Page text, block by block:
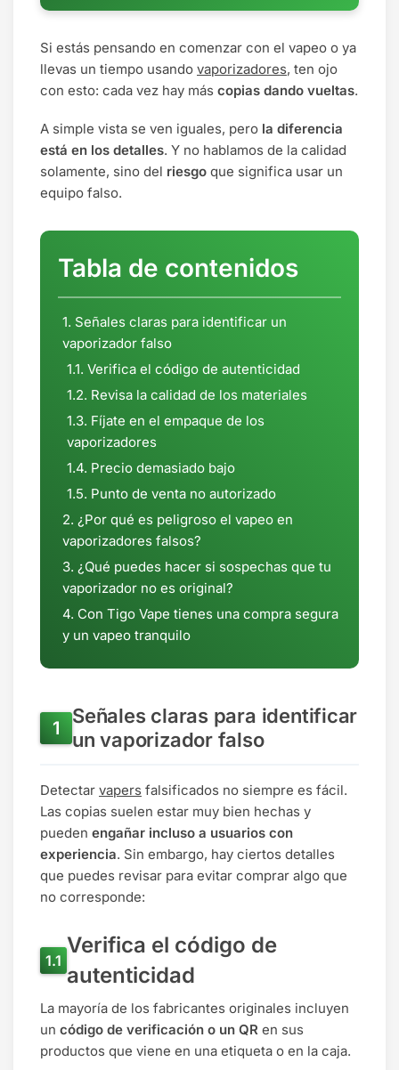
Si estás pensando en comenzar con el vapeo o ya
llevas un tiempo usando vaporizadores, ten ojo
con esto: cada vez hay más copias dando vueltas.
A simple vista se ven iguales, pero la diferencia
está en los detalles. Y no hablamos de la calidad
solamente, sino del riesgo que significa usar un
equipo falso.
Tabla de contenidos
Señales claras para identificar un
vaporizador falso
Verifica el código de autenticidad
Revisa la calidad de los materiales
Fíjate en el empaque de los
vaporizadores
Precio demasiado bajo
Punto de venta no autorizado
¿Por qué es peligroso el vapeo en
vaporizadores falsos?
¿Qué puedes hacer si sospechas que tu
vaporizador no es original?
Con Tigo Vape tienes una compra segura
y un vapeo tranquilo
Señales claras para identificar
un vaporizador falso
Detectar vapers falsificados no siempre es fácil.
Las copias suelen estar muy bien hechas y
pueden engañar incluso a usuarios con
experiencia. Sin embargo, hay ciertos detalles
que puedes revisar para evitar comprar algo que
no corresponde:
Verifica el código de
autenticidad
La mayoría de los fabricantes originales incluyen
un código de verificación o un QR en sus
productos que viene en una etiqueta o en la caja.